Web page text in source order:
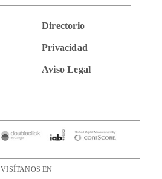
Directorio
Privacidad
Aviso Legal
VISÍTANOS EN